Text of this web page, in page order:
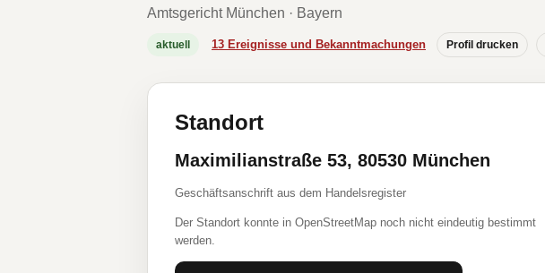
Amtsgericht München · Bayern
aktuell 13 Ereignisse und Bekanntmachungen Profil drucken
Standort
Maximilianstraße 53, 80530 München
Geschäftsanschrift aus dem Handelsregister
Der Standort konnte in OpenStreetMap noch nicht eindeutig bestimmt
werden.